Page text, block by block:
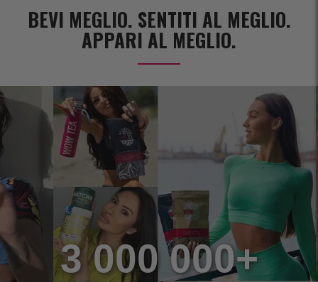
BEVI MEGLIO. SENTITI AL MEGLIO.
APPARI AL MEGLIO.
3 000 000+